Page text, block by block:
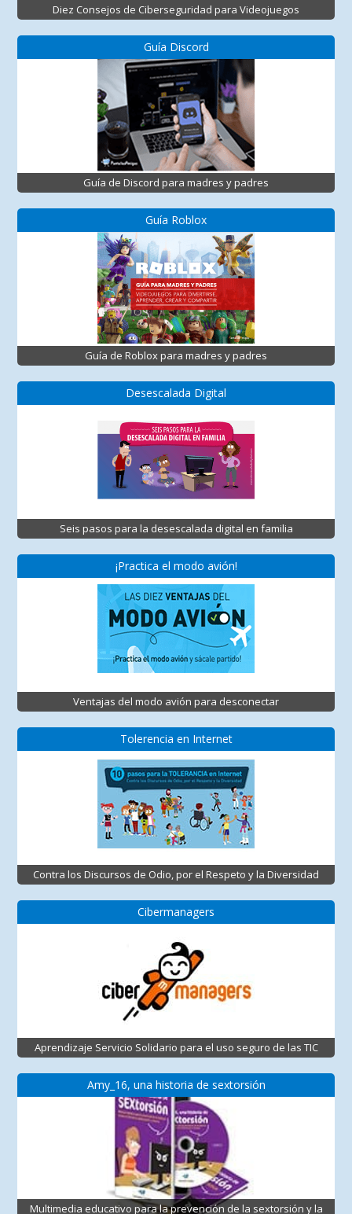
Diez Consejos de Ciberseguridad para Videojuegos
Guía Discord
Guía de Discord para madres y padres
Guía Roblox
Guía de Roblox para madres y padres
Desescalada Digital
Seis pasos para la desescalada digital en familia
¡Practica el modo avión!
Ventajas del modo avión para desconectar
Tolerencia en Internet
Contra los Discursos de Odio, por el Respeto y la Diversidad
Cibermanagers
Aprendizaje Servicio Solidario para el uso seguro de las TIC
Amy_16, una historia de sextorsión
Multimedia educativo para la prevención de la sextorsión y la